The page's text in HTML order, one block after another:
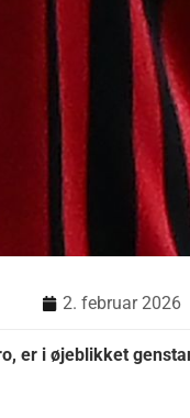
2. februar 2026
er i øjeblikket